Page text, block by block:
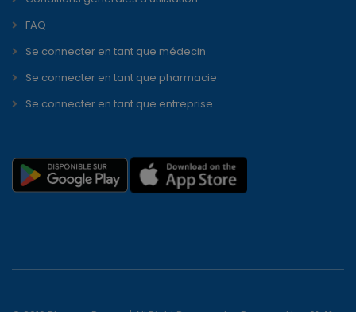
FAQ
Se connecter en tant que médecin
Se connecter en tant que pharmacie
Se connecter en tant que entreprise